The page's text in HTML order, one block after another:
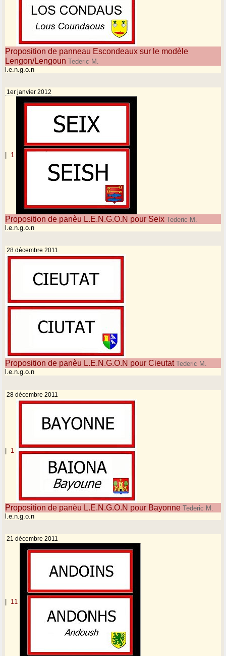
Proposition de panneau Escondeaux sur le modèle
Lengon/Lengoun Tederic M.
l.e.n.g.o.n
1er janvier 2012
| 1
Proposition de panèu L.E.N.G.O.N pour Seix Tederic M.
l.e.n.g.o.n
28 décembre 2011
Proposition de panèu L.E.N.G.O.N pour CieutatTederic M.
l.e.n.g.o.n
28 décembre 2011
| 1
Proposition de panèu L.E.N.G.O.N pour Bayonne Tederic M.
l.e.n.g.o.n
21 décembre 2011
| 11